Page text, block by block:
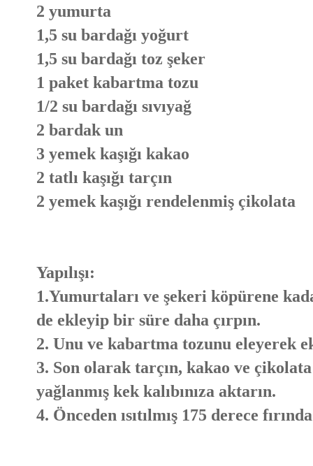
2 yumurta
1,5 su bardağı yoğurt
1,5 su bardağı toz şeker
1 paket kabartma tozu
1/2 su bardağı sıvıyağ
2 bardak un
3 yemek kaşığı kakao
2 tatlı kaşığı tarçın
2 yemek kaşığı rendelenmiş çikolata
Yapılışı:
1.Yumurtaları ve şekeri köpürene
de ekleyip bir süre daha çırpın.
2. Unu ve kabartma tozunu eleyerek
3. Son olarak tarçın, kakao ve
yağlanmış kek kalıbınıza aktarın.
4. Önceden ısıtılmış 175 derece